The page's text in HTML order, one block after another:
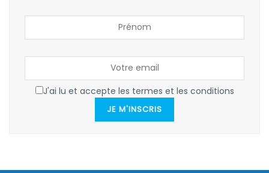
J'ai lu et accepte les termes et les conditions
JE M'INSCRIS